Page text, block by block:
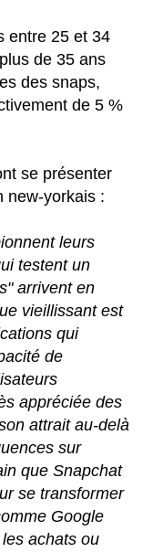
entre 25 et 34
de 35 ans
des snaps,
de 5 %
se présenter
new-yorkais :
leurs
testent un
arrivent en
vieillissant est
qui
de
appréciée des
attrait au-delà
sur
que Snapchat
se transformer
Google
achats ou